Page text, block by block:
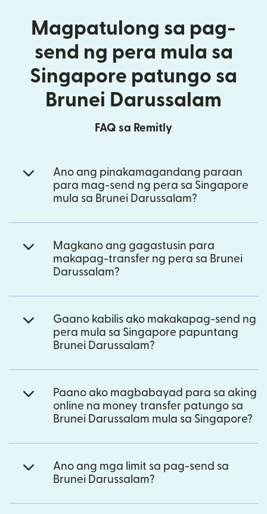
Magpatulong sa pag-
send ng pera mula sa
Singapore patungo sa
Brunei Darussalam
FAQ sa Remitly
Ano ang pinakamagandang paraan
para mag-send ng pera sa Singapore
mula sa Brunei Darussalam?
Magkano ang gagastusin para
makapag-transfer ng pera sa Brunei
Darussalam?
Gaano kabilis ako makakapag-send ng
pera mula sa Singapore papuntang
Brunei Darussalam?
Paano ako magbabayad para sa aking
online na money transfer patungo sa
Brunei Darussalam mula sa Singapore?
Ano ang mga limit sa pag-send sa
Brunei Darussalam?